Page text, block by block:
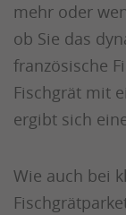
mehr oder
ob Sie das
französische
Fischgrät mit
ergibt sich
Wie auch bei